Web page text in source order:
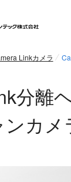
Linkカメラ
分離
カメ